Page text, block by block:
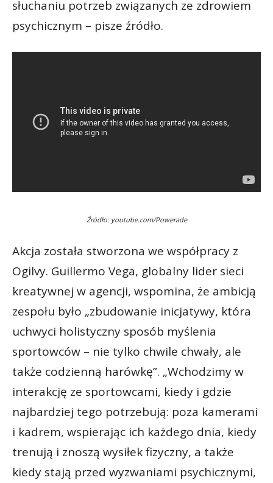
słuchaniu potrzeb związanych ze zdrowiem
psychicznym – pisze źródło.
Źródło: youtube.com/Powerade
Akcja została stworzona we współpracy z
Ogilvy. Guillermo Vega, globalny lider sieci
kreatywnej w agencji, wspomina, że ambicją
zespołu było „zbudowanie inicjatywy, która
uchwyci holistyczny sposób myślenia
sportowców – nie tylko chwile chwały, ale
także codzienną harówkę”. „Wchodzimy w
interakcję ze sportowcami, kiedy i gdzie
najbardziej tego potrzebują: poza kamerami
i kadrem, wspierając ich każdego dnia, kiedy
trenują i znoszą wysiłek fizyczny, a także
kiedy stają przed wyzwaniami psychicznymi,